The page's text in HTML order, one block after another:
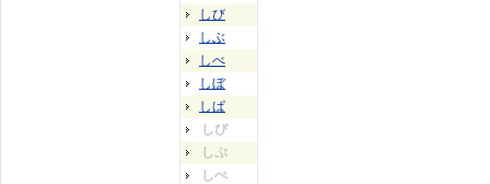
しび
しぶ
しべ
しぼ
しぱ
しぴ
しぷ
しぺ